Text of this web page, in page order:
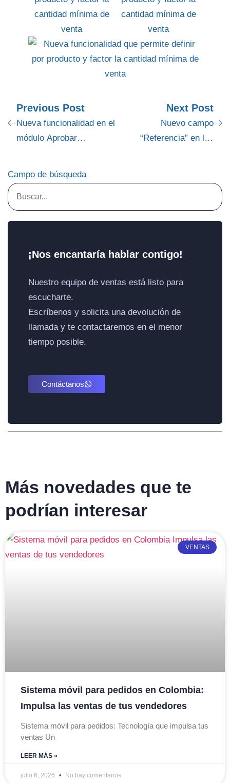
Previous Post
Nueva funcionalidad en el
módulo Aprobar
Next Post
Nuevo campo
“Referencia” en las
transacciones
Campo de búsqueda
¡Nos encantaría hablar contigo!
Nuestro equipo de ventas está listo para
escucharte.
Escríbenos y solicita una devolución de
llamada y te contactaremos en el menor
tiempo posible.
Contáctanos
Más novedades que te
podrían interesar
VENTAS
Sistema móvil para pedidos en Colombia:
Impulsa las ventas de tus vendedores
Sistema móvil para pedidos: Tecnología que impulsa tus
ventas Un
LEER MÁS »
julio 6, 2026 No hay comentarios